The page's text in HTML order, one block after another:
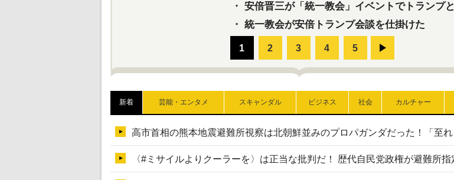
・ 安倍晋三が「統一教会」イベントでトランプと演説！同性婚や夫婦別姓を攻撃
・ 統一教会が安倍トランプ会談を仕掛けた
新着 芸能・エンタメ スキャンダル ビジネス 社会 カルチャー